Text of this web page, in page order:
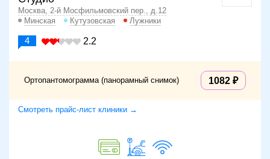
Москва, 2-й Мосфильмовский пер., д.12
Минская
Кутузовская Лужники
4 2.2
Ортопантомограмма (панорамный снимок) 1082
Смотреть прайс-лист клиники →